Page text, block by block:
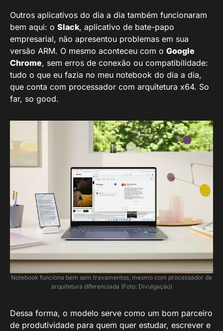
Outros aplicativos do dia a dia também funcionaram
bem aqui: o Slack, aplicativo de bate-papo
empresarial, não apresentou problemas em sua
versão ARM. O mesmo aconteceu com o Google
Chrome, sem erros de conexão ou compatibilidade:
tudo o que eu fazia no meu notebook do dia a dia,
que conta com processador com arquitetura x64. So
far, so good.
Notebook funciona bem sem travamentos, mesmo com processador de
arquitetura diferenciada (Foto: Divulgação)
Dessa forma, o modelo serve como um bom parceiro
de produtividade para quem quer estudar, escrever e